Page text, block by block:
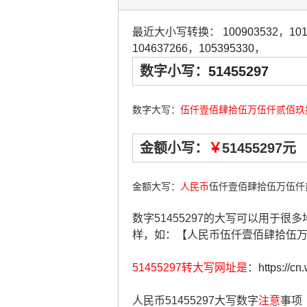
最近大小写转换： 100903532，
104637266， 105395330，
数字小写： 51455297
数字大写： 伍仟壹佰肆拾伍万伍仟贰佰
金额小写： ￥51455297元
金额大写： 人民币伍仟壹佰肆拾伍万伍
数字51455297的大写可以用于很
样，如：【人民币伍仟壹佰肆拾伍
51455297转大写网址是 ： https://
人民币51455297大写数字注意事项